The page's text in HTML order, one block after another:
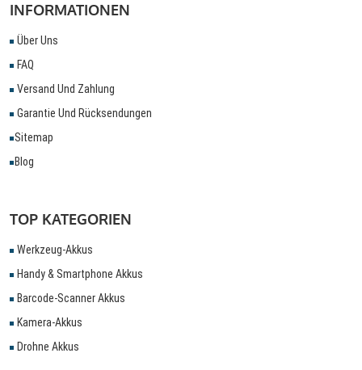
INFORMATIONEN
Über Uns
FAQ
Versand Und Zahlung
Garantie Und Rücksendungen
Sitemap
Blog
TOP KATEGORIEN
Werkzeug-Akkus
Handy & Smartphone Akkus
Barcode-Scanner Akkus
Kamera-Akkus
Drohne Akkus